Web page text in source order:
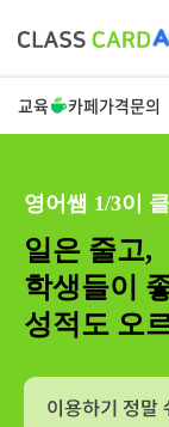
교육 카페가격문의
영어쌤 1/3이
일은 줄고,
학생들이
성적도 오